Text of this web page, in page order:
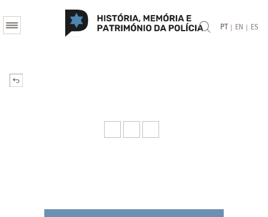
PT | EN | ES